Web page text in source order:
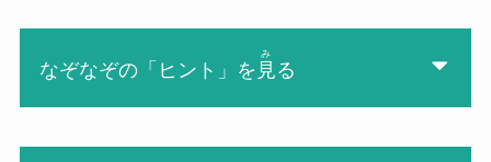
なぞなぞの「ヒント」を 見
み
る